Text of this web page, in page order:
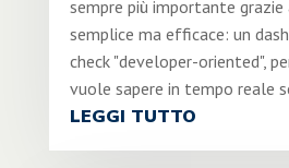
sempre più importante
semplice ma efficace: un
check "developer-oriented",
vuole sapere in tempo reale
LEGGI TUTTO